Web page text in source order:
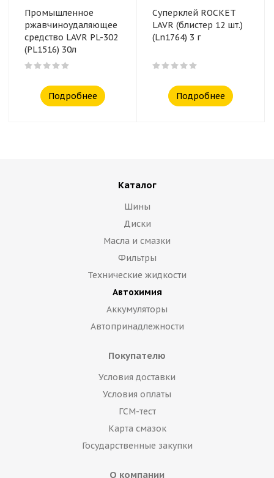
Промышленное
ржавчиноудаляющее
средство LAVR PL-302
(PL1516) 30л
Подробнее
Суперклей ROCKET
LAVR (блистер 12 шт.)
(Ln1764) 3 г
Подробнее
Каталог
Шины
Диски
Масла и смазки
Фильтры
Технические жидкости
Автохимия
Аккумуляторы
Автопринадлежности
Покупателю
Условия доставки
Условия оплаты
ГСМ-тест
Карта смазок
Государственные закупки
О компании